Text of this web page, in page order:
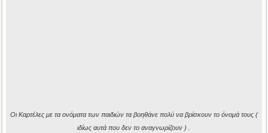
Οι Καρτέλες με τα ονόματα των παιδιών τα βοηθάνε πολύ να βρίσκουν το όνομά τους (
ιδίως αυτά που δεν το αναγνωρίζουν ) .